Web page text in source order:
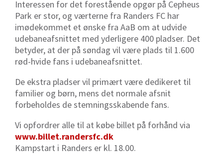
Interessen for det forestående opgør på Cepheus
Park er stor, og værterne fra Randers FC har
imødekommet et ønske fra AaB om at udvide
udebaneafsnittet med yderligere 400 pladser. Det
betyder, at der på søndag vil være plads til 1.600
rød-hvide fans i udebaneafsnittet.
De ekstra pladser vil primært være dedikeret til
familier og børn, mens det normale afsnit
forbeholdes de stemningsskabende fans.
Vi opfordrer alle til at købe billet på forhånd via
www.billet.randersfc.dk
Kampstart i Randers er kl. 18.00.